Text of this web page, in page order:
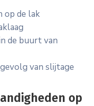
op de lak
de buurt van
van slijtage
op